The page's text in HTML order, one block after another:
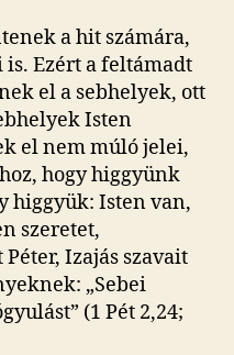
a hit számára,
is. Ezért a feltámadt
el a sebhelyek, ott
Isten
el nem múló jelei,
hogy higgyünk
higgyük: Isten van,
szeretet,
Izajás szavait
„Sebei
(1 Pét 2,24;